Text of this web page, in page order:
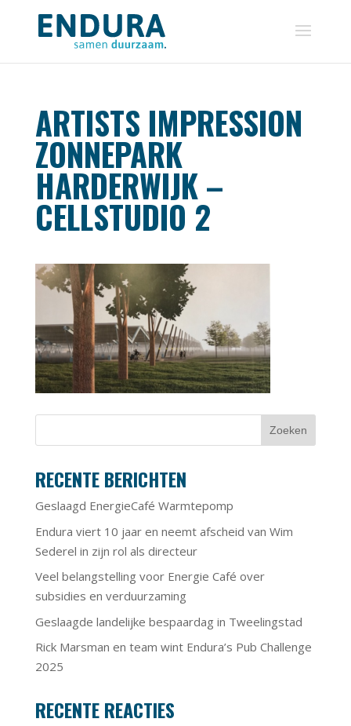
ARTISTS IMPRESSION
ZONNEPARK
HARDERWIJK –
CELLSTUDIO 2
RECENTE BERICHTEN
Geslaagd EnergieCafé Warmtepomp
Endura viert 10 jaar en neemt afscheid van Wim
Sederel in zijn rol als directeur
Veel belangstelling voor Energie Café over
subsidies en verduurzaming
Geslaagde landelijke bespaardag in Tweelingstad
Rick Marsman en team wint Endura’s Pub Challenge
2025
RECENTE REACTIES